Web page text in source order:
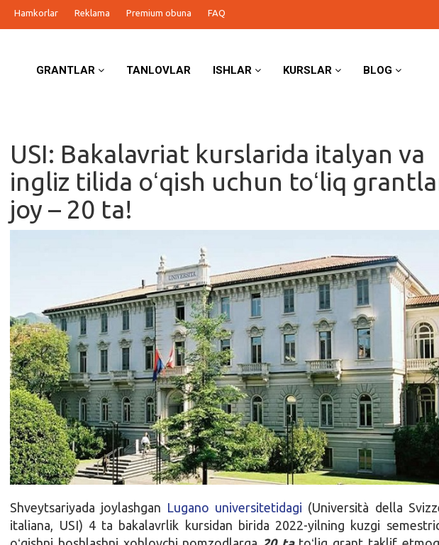
Hamkorlar Reklama Premium obuna FAQ
GRANTLAR TANLOVLAR ISHLAR KURSLAR BLOG
USI: Bakalavriat kurslarida italyan va
ingliz tilida oʻqish uchun toʻliq
joy – 20 ta!
Shveytsariyada joylashgan Lugano universitetidagi (Università della
italiana , USI) 4 ta bakalavrlik kursidan birida 2022-yilning kuzgi